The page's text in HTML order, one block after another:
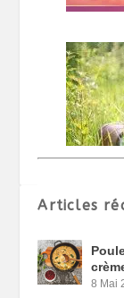
Articles
8 Mai